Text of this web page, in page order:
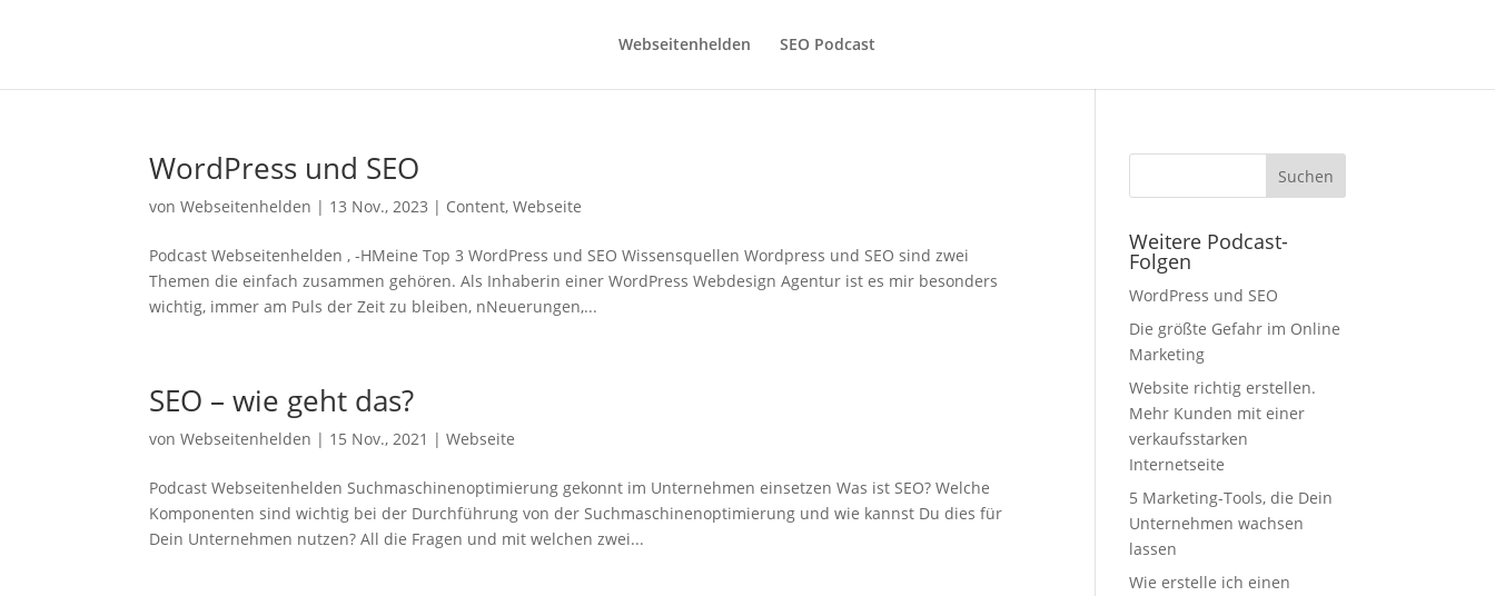
Webseitenhelden SEO Podcast
WordPress und SEO
vonWebseitenhelden | 13 Nov., 2023 | Content,Webseite
Podcast Webseitenhelden , -HMeine Top 3 WordPress und SEO Wissensquellen Wordpress und SEO sind zwei
Themen die einfach zusammen gehören. Als Inhaberin einer WordPress Webdesign Agentur ist es mir besonders
wichtig, immer am Puls der Zeit zu bleiben, nNeuerungen,...
SEO – wie geht das?
vonWebseitenhelden | 15 Nov., 2021 |Webseite
Podcast Webseitenhelden Suchmaschinenoptimierung gekonnt im Unternehmen einsetzen Was ist SEO? Welche
Komponenten sind wichtig bei der Durchführung von der Suchmaschinenoptimierung und wie kannst Du dies für
Dein Unternehmen nutzen? All die Fragen und mit welchen zwei...
Weitere Podcast-
Folgen
WordPress und SEO
Die größte Gefahr im Online
Marketing
Website richtig erstellen.
Mehr Kunden mit einer
verkaufsstarken
Internetseite
5 Marketing-Tools, die Dein
Unternehmen wachsen
lassen
Wie erstelle ich einen